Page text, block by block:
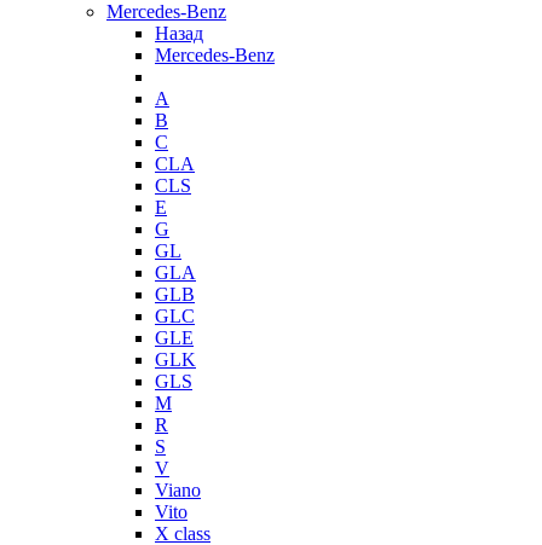
Mercedes-Benz
Назад
Mercedes-Benz
A
B
C
CLA
CLS
E
G
GL
GLA
GLB
GLC
GLE
GLK
GLS
M
R
S
V
Viano
Vito
X class